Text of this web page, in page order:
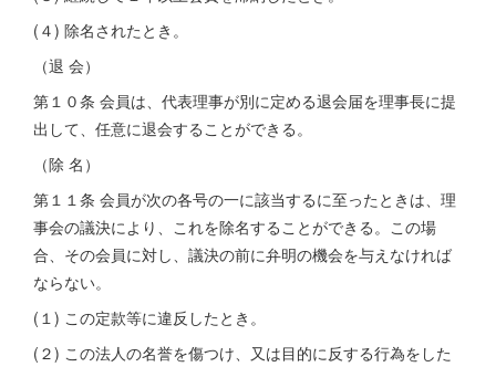
(４) 除名されたとき。
（退 会）
第１０条 会員は、代表理事が別に定める退会届を理事長に提
出して、任意に退会することができる。
（除 名）
第１１条 会員が次の各号の一に該当するに至ったときは、理
事会の議決により、これを除名することができる。この場
合、その会員に対し、議決の前に弁明の機会を与えなければ
ならない。
(１) この定款等に違反したとき。
(２) この法人の名誉を傷つけ、又は目的に反する行為をした